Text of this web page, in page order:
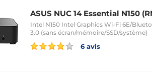
ASUS NUC 14 Essential N150
Intel N150 Intel Graphics Wi-Fi 6E/
3.0 (sans écran/mémoire/SSD/système)
6 avis